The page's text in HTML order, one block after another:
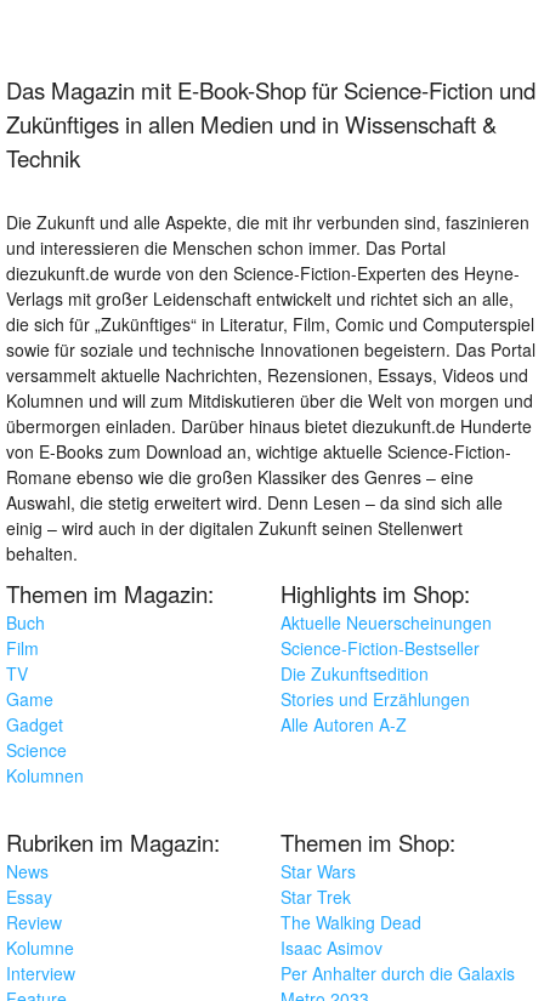
Das Magazin mit E-Book-Shop für Science-Fiction und
Zukünftiges in allen Medien und in Wissenschaft &
Technik
Die Zukunft und alle Aspekte, die mit ihr verbunden sind, faszinieren
und interessieren die Menschen schon immer. Das Portal
diezukunft.de wurde von den Science-Fiction-Experten des Heyne-
Verlags mit großer Leidenschaft entwickelt und richtet sich an alle,
die sich für „Zukünftiges“ in Literatur, Film, Comic und Computerspiel
sowie für soziale und technische Innovationen begeistern. Das Portal
versammelt aktuelle Nachrichten, Rezensionen, Essays, Videos und
Kolumnen und will zum Mitdiskutieren über die Welt von morgen und
übermorgen einladen. Darüber hinaus bietet diezukunft.de Hunderte
von E-Books zum Download an, wichtige aktuelle Science-Fiction-
Romane ebenso wie die großen Klassiker des Genres – eine
Auswahl, die stetig erweitert wird. Denn Lesen – da sind sich alle
einig – wird auch in der digitalen Zukunft seinen Stellenwert
behalten.
Themen im Magazin:
Buch
Film
TV
Game
Gadget
Science
Kolumnen
Highlights im Shop:
Aktuelle Neuerscheinungen
Science-Fiction-Bestseller
Die Zukunftsedition
Stories und Erzählungen
Alle Autoren A-Z
Rubriken im Magazin:
News
Essay
Review
Kolumne
Interview
Themen im Shop:
Star Wars
Star Trek
The Walking Dead
Isaac Asimov
Per Anhalter durch die Galaxis